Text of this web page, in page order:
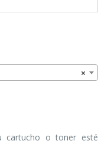
×
cartucho o toner esté